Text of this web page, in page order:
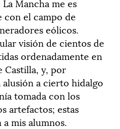
Mancha me es
con el campo de
eólicos.
visión de cientos de
ordenadamente en
Castilla, y, por
a cierto hidalgo
tomada con los
artefactos; estas
mis alumnos.